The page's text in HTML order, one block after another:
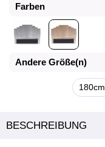
Farben
Andere Größe(n)
180cm
BESCHREIBUNG